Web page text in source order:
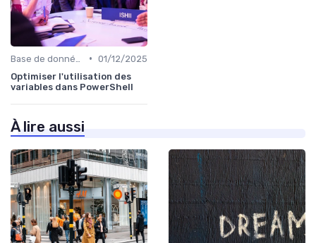
• 01/12/2025
Optimiser l'utilisation des
variables dans PowerShell
À lire aussi